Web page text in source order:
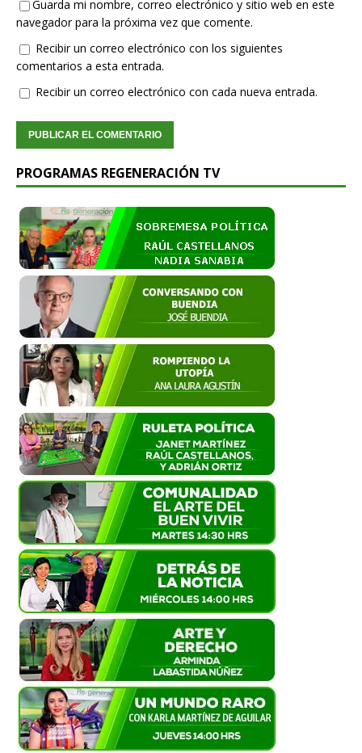
Guarda mi nombre, correo electrónico y sitio web en este
navegador para la próxima vez que comente.
Recibir un correo electrónico con los siguientes
comentarios a esta entrada.
Recibir un correo electrónico con cada nueva entrada.
PROGRAMAS REGENERACIÓN TV